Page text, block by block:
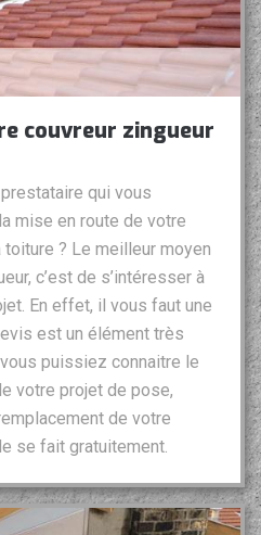
couvreur zingueur
qui vous
mise en route de votre
? Le meilleur moyen
c’est de s’intéresser à
En effet, il vous faut une
est un élément très
puissiez connaitre le
votre projet de pose,
de votre
se fait gratuitement.